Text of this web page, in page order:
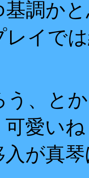
調か
イで
、とか
愛いね
が真